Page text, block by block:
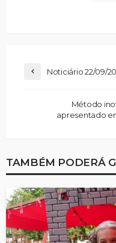
Noticiário 22/09/
Método
apresentado
TAMBÉM PODERÁ